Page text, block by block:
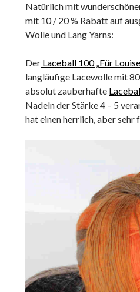
Natürlich mit
mit 10 / 20 % Rabatt auf
Wolle und Lang Yarns:
Der Laceball 100 „Für
langläufige Lacewolle mit
absolut zauberhafte
Nadeln der Stärke 4 – 5
hat einen herrlich, aber sehr